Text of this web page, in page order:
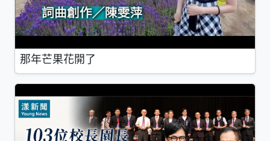
那年芒果花開了